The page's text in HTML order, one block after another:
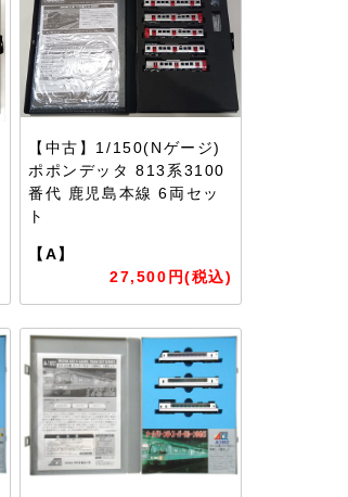
【中古】1/150(Nゲージ)
ポポンデッタ 813系3100
番代 鹿児島本線 6両セッ
ト
【A】
27,500円(税込)